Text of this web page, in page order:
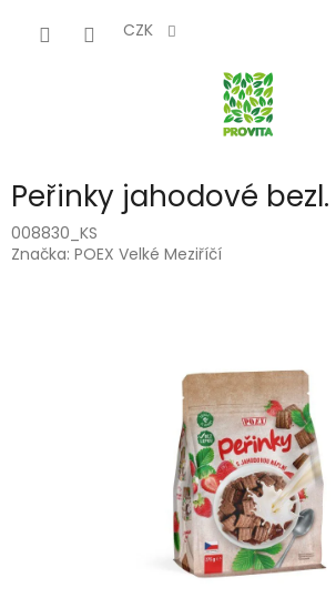
CZK
Peřinky jahodové bezl.
008830_KS
Značka: POEX Velké Meziříčí